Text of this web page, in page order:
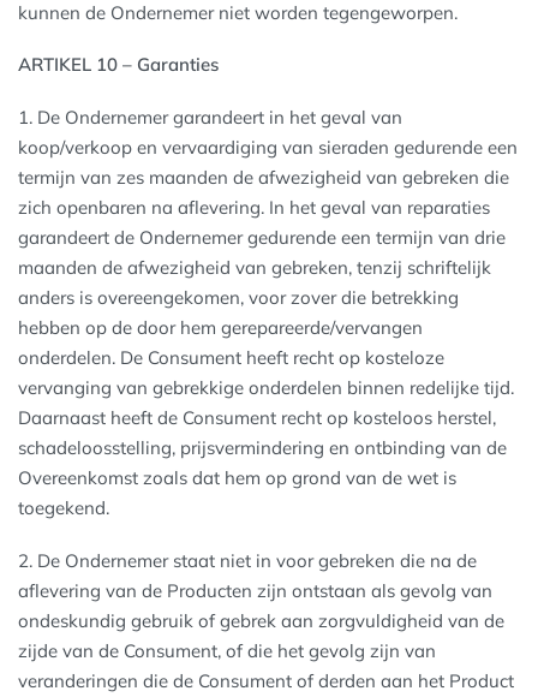
kunnen de Ondernemer niet worden tegengeworpen.
ARTIKEL 10 – Garanties
1. De Ondernemer garandeert in het geval van
koop/verkoop en vervaardiging van sieraden gedurende een
termijn van zes maanden de afwezigheid van gebreken die
zich openbaren na aflevering. In het geval van reparaties
garandeert de Ondernemer gedurende een termijn van drie
maanden de afwezigheid van gebreken, tenzij schriftelijk
anders is overeengekomen, voor zover die betrekking
hebben op de door hem gerepareerde/vervangen
onderdelen. De Consument heeft recht op kosteloze
vervanging van gebrekkige onderdelen binnen redelijke tijd.
Daarnaast heeft de Consument recht op kosteloos herstel,
schadeloosstelling, prijsvermindering en ontbinding van de
Overeenkomst zoals dat hem op grond van de wet is
toegekend.
2. De Ondernemer staat niet in voor gebreken die na de
aflevering van de Producten zijn ontstaan als gevolg van
ondeskundig gebruik of gebrek aan zorgvuldigheid van de
zijde van de Consument, of die het gevolg zijn van
veranderingen die de Consument of derden aan het Product